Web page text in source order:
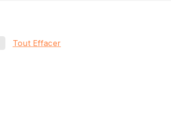
Tout Effacer